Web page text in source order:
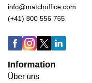
info@matchoffice.com
(+41) 800 556 765
Information
Über uns